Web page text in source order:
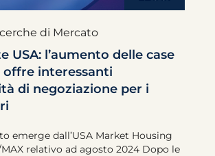
di Mercato
USA: l’aumento delle case
offre interessanti
di negoziazione per i
emerge dall’USA Market Housing
relativo ad agosto 2024 Dopo le